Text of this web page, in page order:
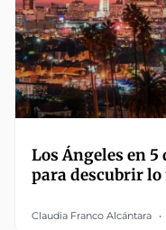
Los Ángeles en
para descubrir lo
Claudia Franco Alcántara